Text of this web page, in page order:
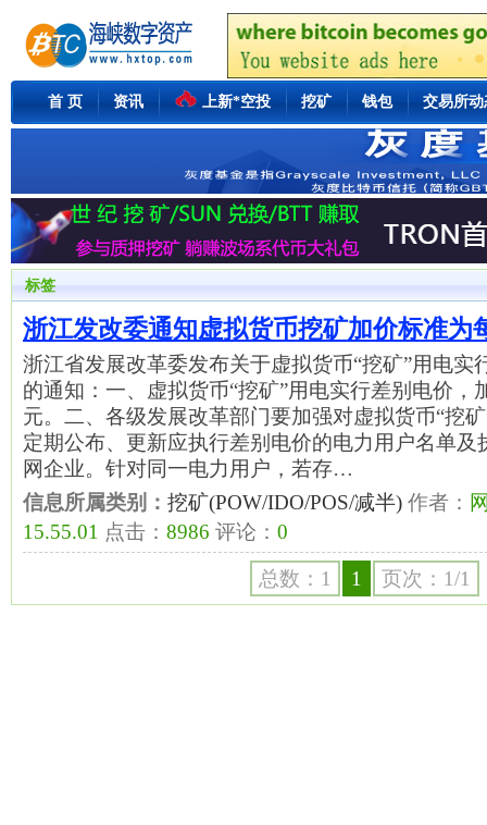
首 页 资讯 上新*空投 挖矿 钱包 交易所动
标签
浙江发改委通知虚拟货币挖矿加价标准为
浙江省发展改革委发布关于虚拟货币“挖矿”用电实
的通知：一、虚拟货币“挖矿”用电实行差别电价，
元。二、各级发展改革部门要加强对虚拟货币“挖
定期公布、更新应执行差别电价的电力用户名单及
网企业。针对同一电力用户，若存…
信息所属类别： 挖矿(POW/IDO/POS/减半) 作者：
15.55.01 点击： 8986 评论： 0
总数：1 1 页次：1/1